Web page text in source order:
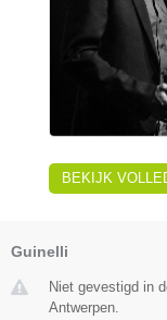
BEKIJK
Guinelli
Niet gevestigd in
Antwerpen.